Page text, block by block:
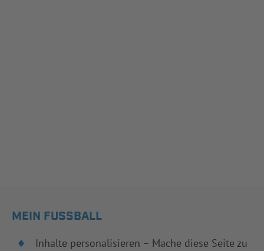
MEIN FUSSBALL
Inhalte personalisieren – Mache diese Seite zu